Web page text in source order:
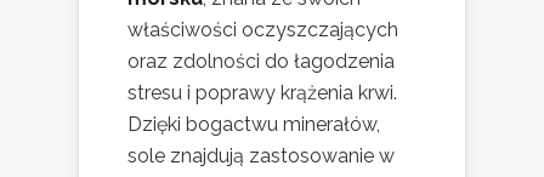
właściwości oczyszczających
oraz zdolności do łagodzenia
stresu i poprawy krążenia krwi.
Dzięki bogactwu minerałów,
sole znajdują zastosowanie w